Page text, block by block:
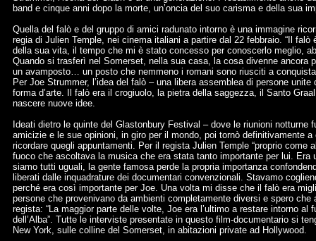
band e cinque anni dopo la morte, un’oncia del suo carisma e della sua
Quella del falò e del gruppo di amici radunato intorno è una immagine
regia di Julien Temple, nei cinema italiani a partire dal 22 febbraio. “Il
della sua vita, il tempo che mi è stato concesso per conoscerlo meglio,
Quando si trasferì nel Somerset, nella sua casa, la cosa divenne
un avamposto… un posto che nemmeno i romani sono riusciti a
Per Joe Strummer, l’idea del falò – una libera assemblea di persone
forma d’arte. Il falò era il crogiuolo, la pietra della saggezza, il Santo
nascere nuove idee.
Ideati dietro le quinte del Glastonbury Festival – dove le riunioni
amicizie e le sue opinioni, in giro per il mondo, poi tornò definitivamente
ricordare quegli appuntamenti. Per il regista Julien Temple “proprio
fuoco che ascoltava la musica che era stata tanto importante per lui.
siamo tutti uguali, la gente famosa perde la propria importanza
liberati dalle inquadrature dei documentari convenzionali. Stavamo
perché era così importante per Joe. Una volta mi disse che il falò era
persone che provenivano da ambienti completamente diversi e spero
regista: “La maggior parte delle volte, Joe era l’ultimo a restare intorno
dell’Alba”. Tutte le interviste presentate in questo film-documentario si
New York, sulle colline del Somerset, in abitazioni private ad Hollywood.